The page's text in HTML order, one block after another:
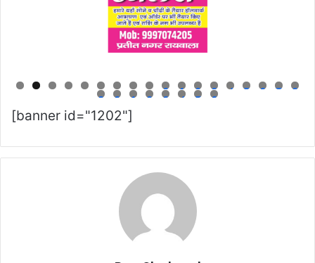
0 1 2 3 4 5 6 7 8
9 0 1 2 3 4 5 6
[banner id="1202"]